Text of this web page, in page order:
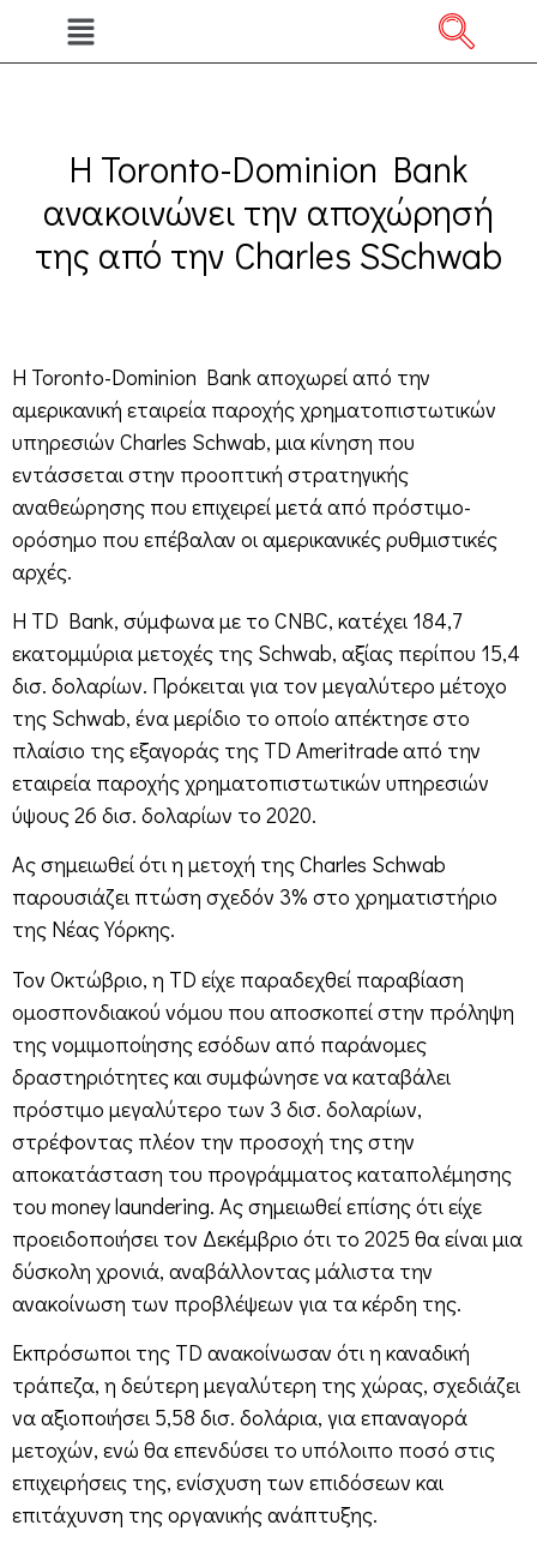
Η Toronto-Dominion Bank
ανακοινώνει την αποχώρησή
της από την Charles SSchwab
Η Toronto-Dominion Bank αποχωρεί από την
αμερικανική εταιρεία παροχής χρηματοπιστωτικών
υπηρεσιών Charles Schwab, μια κίνηση που
εντάσσεται στην προοπτική στρατηγικής
αναθεώρησης που επιχειρεί μετά από πρόστιμο-
ορόσημο που επέβαλαν οι αμερικανικές ρυθμιστικές
αρχές.
Η TD Bank, σύμφωνα με το CNBC, κατέχει 184,7
εκατομμύρια μετοχές της Schwab, αξίας περίπου 15,4
δισ. δολαρίων. Πρόκειται για τον μεγαλύτερο μέτοχο
της Schwab, ένα μερίδιο το οποίο απέκτησε στο
πλαίσιο της εξαγοράς της TD Ameritrade από την
εταιρεία παροχής χρηματοπιστωτικών υπηρεσιών
ύψους 26 δισ. δολαρίων το 2020.
Ας σημειωθεί ότι η μετοχή της Charles Schwab
παρουσιάζει πτώση σχεδόν 3% στο χρηματιστήριο
της Νέας Υόρκης.
Τον Οκτώβριο, η TD είχε παραδεχθεί παραβίαση
ομοσπονδιακού νόμου που αποσκοπεί στην πρόληψη
της νομιμοποίησης εσόδων από παράνομες
δραστηριότητες και συμφώνησε να καταβάλει
πρόστιμο μεγαλύτερο των 3 δισ. δολαρίων,
στρέφοντας πλέον την προσοχή της στην
αποκατάσταση του προγράμματος καταπολέμησης
του money laundering. Ας σημειωθεί επίσης ότι είχε
προειδοποιήσει τον Δεκέμβριο ότι το 2025 θα είναι μια
δύσκολη χρονιά, αναβάλλοντας μάλιστα την
ανακοίνωση των προβλέψεων για τα κέρδη της.
Εκπρόσωποι της TD ανακοίνωσαν ότι η καναδική
τράπεζα, η δεύτερη μεγαλύτερη της χώρας, σχεδιάζει
να αξιοποιήσει 5,58 δισ. δολάρια, για επαναγορά
μετοχών, ενώ θα επενδύσει το υπόλοιπο ποσό στις
επιχειρήσεις της, ενίσχυση των επιδόσεων και
επιτάχυνση της οργανικής ανάπτυξης.